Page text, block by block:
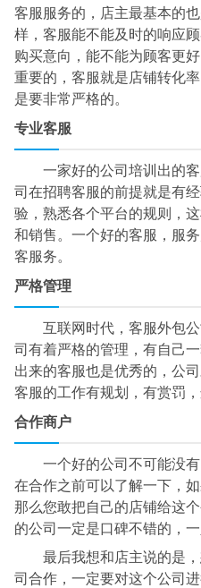
客服服务的，店主最基本的
样，客服能不能及时的响应
购买意向，能不能为顾客更
重要的，客服就是店铺转化
是要非常严格的。
专业客服
一家好的公司培训出的
司在招聘客服的前提就是有
验，熟悉各个平台的规则，
和销售。一个好的客服，服
客服务。
严格管理
互联网时代，客服外包
司有着严格的管理，有自己
出来的客服也是优秀的，公
客服的工作有规划，有赏罚
合作商户
一个好的公司不可能没
在合作之前可以了解一下，
那么您敢把自己的店铺给这
的公司一定是口碑不错的，一
最后我想和店主说的是
司合作，一定要对这个公司